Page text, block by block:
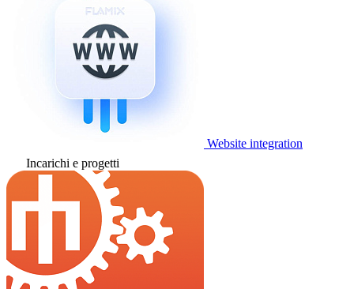
Website integration
Incarichi e progetti